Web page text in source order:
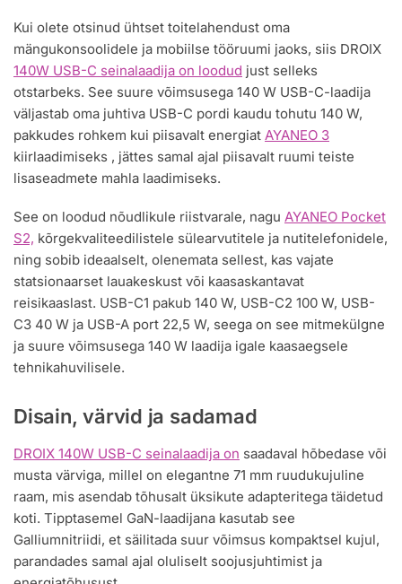
Kui olete otsinud ühtset toitelahendust oma
mängukonsoolidele ja mobiilse tööruumi jaoks, siis DROIX
140W USB-C seinalaadija on loodud just selleks
otstarbeks. See suure võimsusega 140 W USB-C-laadija
väljastab oma juhtiva USB-C pordi kaudu tohutu 140 W,
pakkudes rohkem kui piisavalt energiat AYANEO 3
kiirlaadimiseks , jättes samal ajal piisavalt ruumi teiste
lisaseadmete mahla laadimiseks.
See on loodud nõudlikule riistvarale, nagu AYANEO Pocket
S2, kõrgekvaliteedilistele sülearvutitele ja nutitelefonidele,
ning sobib ideaalselt, olenemata sellest, kas vajate
statsionaarset lauakeskust või kaasaskantavat
reisikaaslast. USB-C1 pakub 140 W, USB-C2 100 W, USB-
C3 40 W ja USB-A port 22,5 W, seega on see mitmekülgne
ja suure võimsusega 140 W laadija igale kaasaegsele
tehnikahuvilisele.
Disain, värvid ja sadamad
DROIX 140W USB-C seinalaadija on saadaval hõbedase või
musta värviga, millel on elegantne 71 mm ruudukujuline
raam, mis asendab tõhusalt üksikute adapteritega täidetud
koti. Tipptasemel GaN-laadijana kasutab see
Galliumnitriidi, et säilitada suur võimsus kompaktsel kujul,
parandades samal ajal oluliselt soojusjuhtimist ja